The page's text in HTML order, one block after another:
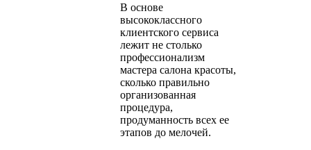
В основе
высококлассного
клиентского сервиса
лежит не столько
профессионализм
мастера салона красоты,
сколько правильно
организованная
процедура,
продуманность всех ее
этапов до мелочей.